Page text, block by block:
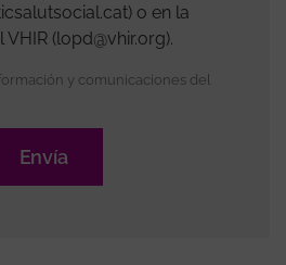
o en la
(lopd@vhir.org).
y comunicaciones del